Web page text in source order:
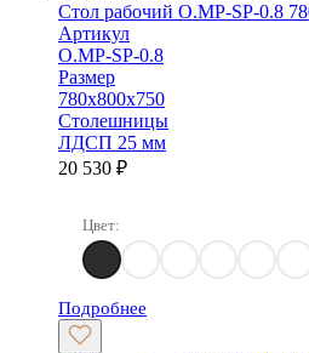
Стол рабочий O.MP-SP-0.8
Артикул
O.MP-SP-0.8
Размер
780х800х750
Столешницы
ЛДСП 25 мм
20 530 ₽
Цвет:
Денвер Светлый
Подробнее